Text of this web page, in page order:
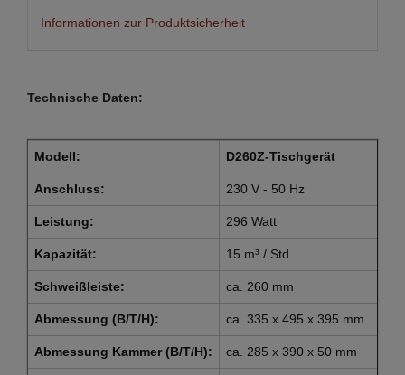
Informationen zur Produktsicherheit
Technische Daten:
Modell: D260Z-Tischgerät
Anschluss: 230 V - 50 Hz
Leistung: 296 Watt
Kapazität: 15 m³ / Std.
Schweißleiste: ca. 260 mm
Abmessung (B/T/H): ca. 335 x 495 x 395 mm
Abmessung Kammer (B/T/H): ca. 285 x 390 x 50 mm